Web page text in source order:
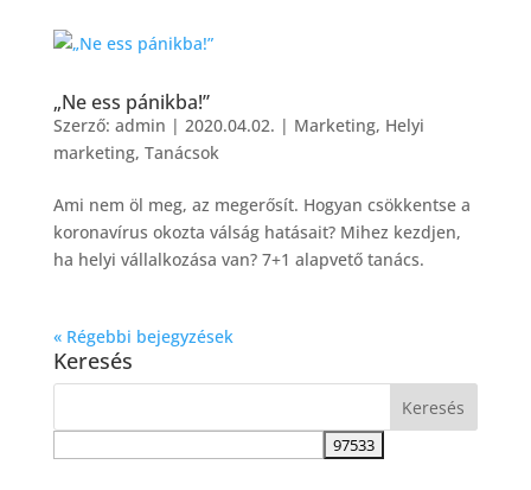
„Ne ess pánikba!”
Szerző: admin | 2020.04.02. | Marketing, Helyi
marketing, Tanácsok
Ami nem öl meg, az megerősít. Hogyan csökkentse a
koronavírus okozta válság hatásait? Mihez kezdjen,
ha helyi vállalkozása van? 7+1 alapvető tanács.
« Régebbi bejegyzések
Keresés